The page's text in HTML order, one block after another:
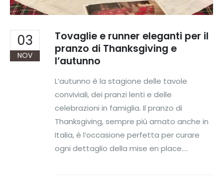
03
NOV
Tovaglie e runner eleganti per il
pranzo di Thanksgiving e
l’autunno
L’autunno è la stagione delle tavole
conviviali, dei pranzi lenti e delle
celebrazioni in famiglia. Il pranzo di
Thanksgiving, sempre più amato anche in
Italia, è l’occasione perfetta per curare
ogni dettaglio della mise en place....